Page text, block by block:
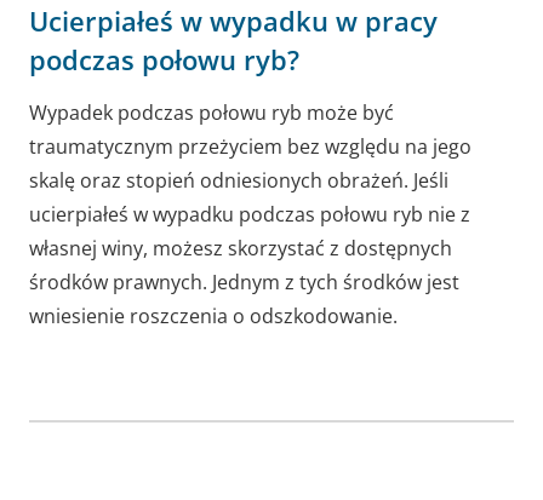
Ucierpiałeś w wypadku w pracy
podczas połowu ryb?
Wypadek podczas połowu ryb może być
traumatycznym przeżyciem bez względu na jego
skalę oraz stopień odniesionych obrażeń. Jeśli
ucierpiałeś w wypadku podczas połowu ryb nie z
własnej winy, możesz skorzystać z dostępnych
środków prawnych. Jednym z tych środków jest
wniesienie roszczenia o odszkodowanie.